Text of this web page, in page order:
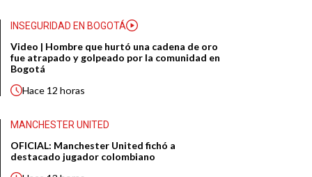
INSEGURIDAD EN BOGOTÁ
Video | Hombre que hurtó una cadena de oro
fue atrapado y golpeado por la comunidad en
Bogotá
Hace 12 horas
MANCHESTER UNITED
OFICIAL: Manchester United fichó a
destacado jugador colombiano